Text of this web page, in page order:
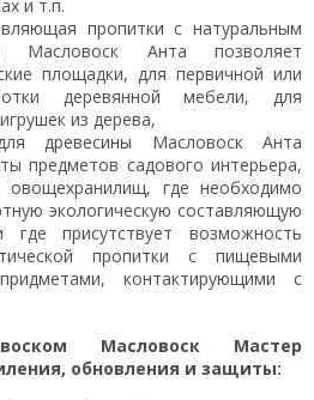
и т.п.
пропитки с натуральным
Масловоск Анта позволяет
площадки, для первичной или
деревянной мебели, для
из дерева,
древесины Масловоск Анта
предметов садового интерьера,
овощехранилищ, где необходимо
экологическую составляющую
присутствует возможность
пропитки с пищевыми
контактирующими с
Масловоск Мастер
обновления и защиты: